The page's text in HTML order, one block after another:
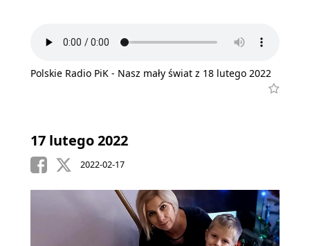
Polskie Radio PiK - Nasz mały świat z 18 lutego 2022
17 lutego 2022
2022-02-17